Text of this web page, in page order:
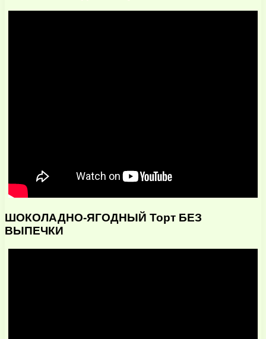
ШОКОЛАДНО-ЯГОДНЫЙ Торт БЕЗ
ВЫПЕЧКИ